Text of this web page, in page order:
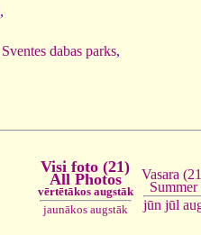
,
Sventes dabas parks,
Visi foto (21)
All Photos
vērtētākos augstāk
jaunākos augstāk
Vasara
Summer
jūn jūl